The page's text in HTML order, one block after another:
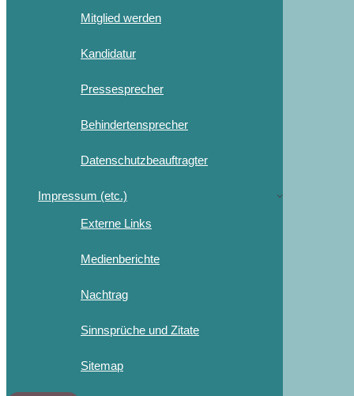
Mitglied werden
Kandidatur
Pressesprecher
Behindertensprecher
Datenschutzbeauftragter
Impressum (etc.)
Externe Links
Medienberichte
Nachtrag
Sinnsprüche und Zitate
Sitemap